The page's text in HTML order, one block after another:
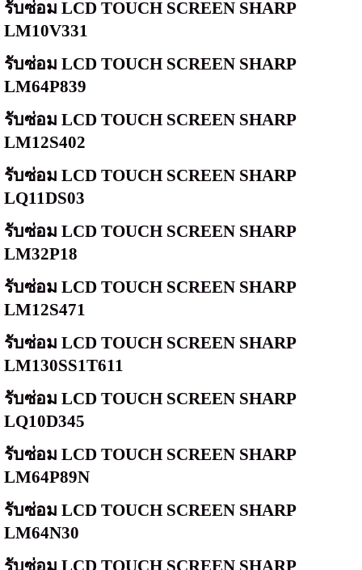
รับซ่อม LCD TOUCH SCREEN SHARP
LM10V331
รับซ่อม LCD TOUCH SCREEN SHARP
LM64P839
รับซ่อม LCD TOUCH SCREEN SHARP
LM12S402
รับซ่อม LCD TOUCH SCREEN SHARP
LQ11DS03
รับซ่อม LCD TOUCH SCREEN SHARP
LM32P18
รับซ่อม LCD TOUCH SCREEN SHARP
LM12S471
รับซ่อม LCD TOUCH SCREEN SHARP
LM130SS1T611
รับซ่อม LCD TOUCH SCREEN SHARP
LQ10D345
รับซ่อม LCD TOUCH SCREEN SHARP
LM64P89N
รับซ่อม LCD TOUCH SCREEN SHARP
LM64N30
รับซ่อม LCD TOUCH SCREEN SHARP